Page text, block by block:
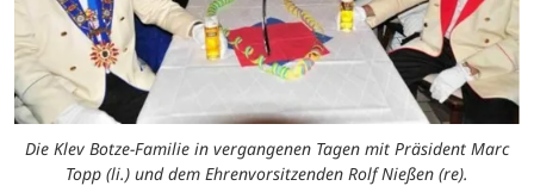
Die Klev Botze-Familie in vergangenen Tagen mit Präsident Marc
Topp (li.) und dem Ehrenvorsitzenden Rolf Nießen (re).